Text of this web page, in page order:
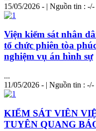
15/05/2026 - | Nguồn tin : -/-
Viện kiểm sát nhân
tổ chức phiên tòa
nghiệm vụ án hình sự
...
11/05/2026 - | Nguồn tin : -/-
KIỂM SÁT VIÊN
TUYÊN QUANG